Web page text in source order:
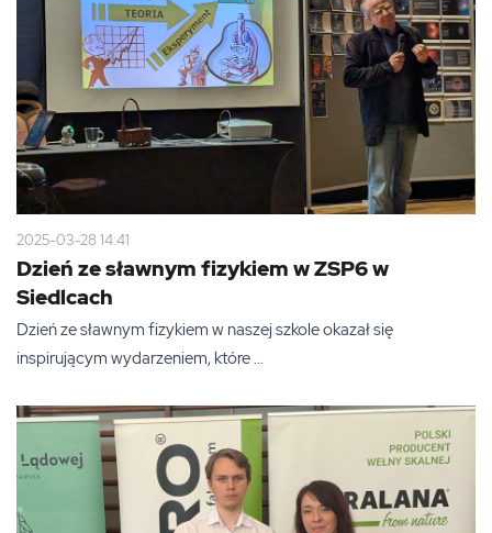
2025-03-28 14:41
Dzień ze sławnym fizykiem w ZSP6 w
Siedlcach
Dzień ze sławnym fizykiem w naszej szkole okazał się
inspirującym wydarzeniem, które ...